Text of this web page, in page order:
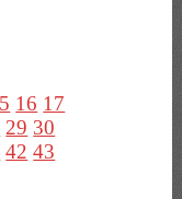
16 17
29 30
42 43